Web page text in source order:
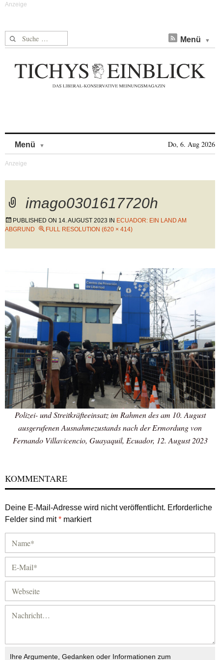
Suche nach: Menü
Menü Do, 6. Aug 2026
imago0301617720h
PUBLISHED ON 14. AUGUST 2023 IN ECUADOR: EIN LAND AM
ABGRUND
FULL RESOLUTION (620 × 414)
Polizei- und Streitkräfteeinsatz im Rahmen des am 10. August
ausgerufenen Ausnahmezustands nach der Ermordung von
Fernando Villavicencio, Guayaquil, Ecuador, 12. August 2023
KOMMENTARE
Deine E-Mail-Adresse wird nicht veröffentlicht. Erforderliche
Felder sind mit* markiert
Ihre Argumente, Gedanken oder Informationen zum